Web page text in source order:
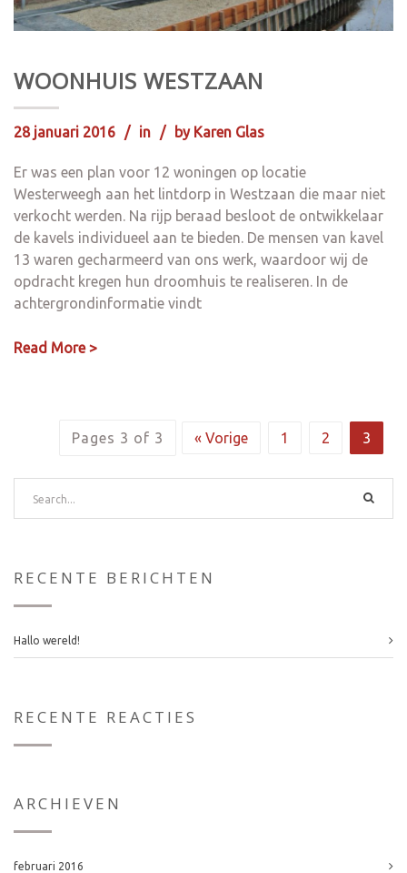
WOONHUIS WESTZAAN
28 januari 2016 in by Karen Glas
Er was een plan voor 12 woningen op locatie
Westerweegh aan het lintdorp in Westzaan die maar niet
verkocht werden. Na rijp beraad besloot de ontwikkelaar
de kavels individueel aan te bieden. De mensen van kavel
13 waren gecharmeerd van ons werk, waardoor wij de
opdracht kregen hun droomhuis te realiseren. In de
achtergrondinformatie vindt
Read More >
Pages 3 of 3 « Vorige 1 2 3
RECENTE BERICHTEN
Hallo wereld!
RECENTE REACTIES
ARCHIEVEN
februari 2016